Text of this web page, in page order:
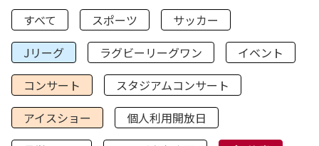
すべて スポーツ
サッカー
Jリーグ
ラグビーリーグワン
イベント
コンサート
スタジアムコンサート
アイスショー
個人利用開放日